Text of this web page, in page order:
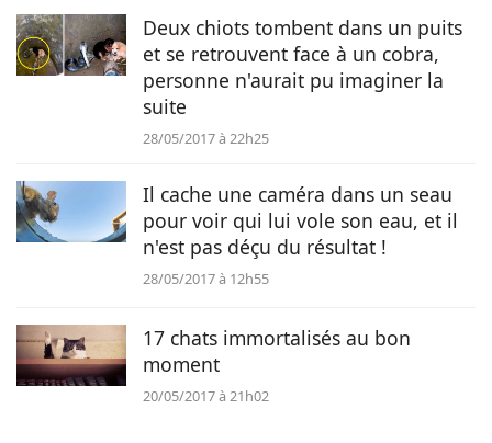
Deux chiots tombent dans un puits
et se retrouvent face à un cobra,
personne n'aurait pu imaginer la
suite
28/05/2017 à 22h25
Il cache une caméra dans un seau
pour voir qui lui vole son eau, et il
n'est pas déçu du résultat !
28/05/2017 à 12h55
17 chats immortalisés au bon
moment
20/05/2017 à 21h02